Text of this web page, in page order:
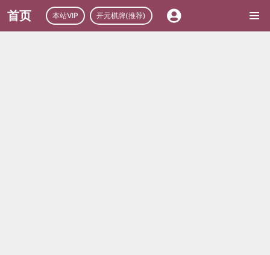
首页 本站VIP 开元棋牌(推荐)